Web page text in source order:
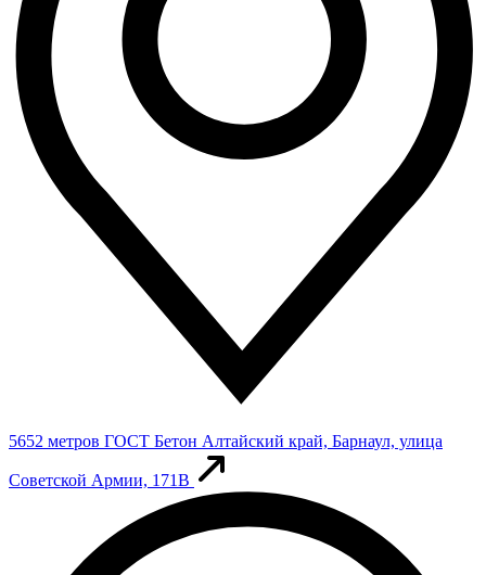
5652 метров ГОСТ Бетон Алтайский край, Барнаул, улица
Советской Армии, 171В